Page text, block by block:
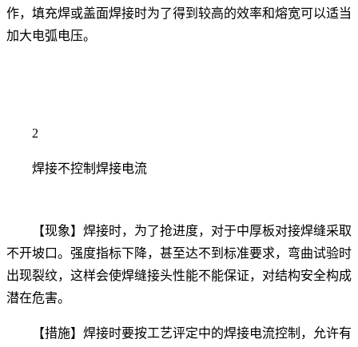
作，填充焊或盖面焊接时为了得到较高的效率和熔宽可以适当
加大电弧电压。
2
焊接不控制焊接电流
【现象】焊接时，为了抢进度，对于中厚板对接焊缝采取
不开坡口。强度指标下降，甚至达不到标准要求，弯曲试验时
出现裂纹，这样会使焊缝接头性能不能保证，对结构安全构成
潜在危害。
【措施】焊接时要按工艺评定中的焊接电流控制，允许有